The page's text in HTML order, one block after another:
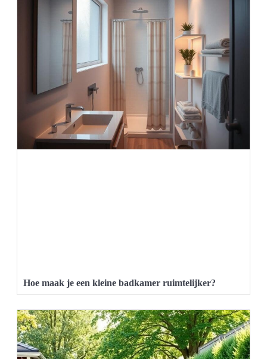
Hoe maak je een kleine badkamer ruimtelijker?